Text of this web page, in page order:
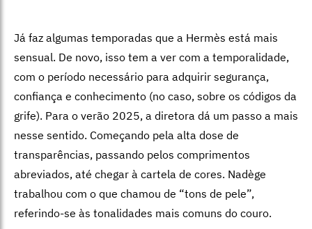
Já faz algumas temporadas que a Hermès está mais
sensual. De novo, isso tem a ver com a temporalidade,
com o período necessário para adquirir segurança,
confiança e conhecimento (no caso, sobre os códigos da
grife). Para o verão 2025, a diretora dá um passo a mais
nesse sentido. Começando pela alta dose de
transparências, passando pelos comprimentos
abreviados, até chegar à cartela de cores. Nadège
trabalhou com o que chamou de “tons de pele”,
referindo-se às tonalidades mais comuns do couro.